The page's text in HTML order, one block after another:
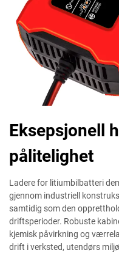
Eksepsjonell
pålitelighet
Ladere for litiumbilbatteri
gjennom industriell
samtidig som den
driftsperioder. Robuste
kjemisk påvirkning og
drift i verksted, utendørs